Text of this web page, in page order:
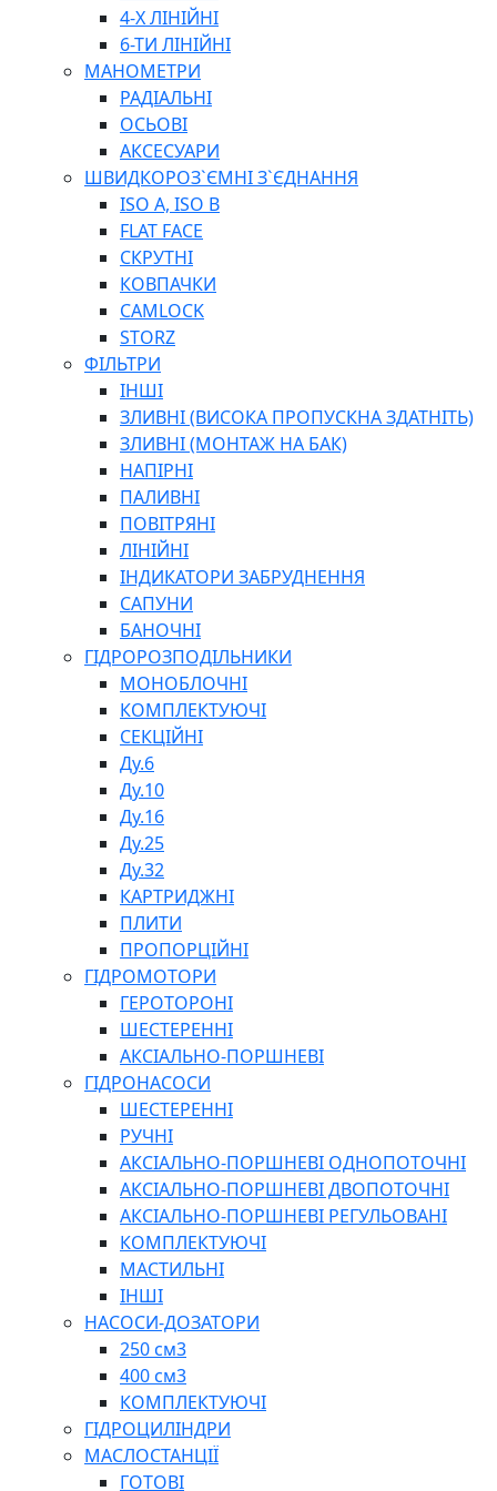
ПЛОСКОГУБЦІ
ВИКРУТКИ
КЛЮЧІ
ГОЛОВКИ, ТРІЩАТКИ, ВОРОТКИ, ПЕРЕХІДНИКИ
ЗУБИЛА, МОЛОТКИ, СОКИРИ, СТАМЕСКИ, ДОЛОТА
СТРУПЦИНИ, ЛЕЩАТА
ВИМІРЮВАЛЬНІ ІНСТРУМЕНТИ
БУДІВЕЛЬНИЙ ІНСТРУМЕНТ
ШЛАНГИ
ГОСПОДАРСЬКІ ТОВАРИ
ПНЕВМАТИЧНІ ІНСТРУМЕНТИ
З'ЄДНУВАЛЬНІ ІНСТРУМЕНТИ ТА МАТЕРІАЛИ
ЯЩИКИ, ШАФИ, ТА СУМКИ ДЛЯ ІНСТРУМЕНТІВ
ЗАСОБИ ЗАХИСТУ
СТЕПЛЕРИ, ЗАКЛЕПОЧНИКИ
ГІДРАВЛІЧНІ ІНСТРУМЕНТИ
ТЕХНІЧНА ХІМІЯ
СПЕЦІАЛЬНІ
ОЛИВИ
ГЕРМЕТИКИ
ЗМАЗКИ
КЛЕЇ, ЦЕМЕНТИ, ЕПОКСИДКИ
РЕМОНТ ГІДРОЦИЛІНДРІВ
БОРЕКС, ЕО
4-Х ЛІНІЙНІ
6-ТИ ЛІНІЙНІ
МАНОМЕТРИ
РАДІАЛЬНІ
ОСЬОВІ
АКСЕСУАРИ
ШВИДКОРОЗ`ЄМНІ З`ЄДНАННЯ
ISO A, ISO B
FLAT FACE
СКРУТНІ
КОВПАЧКИ
CAMLOCK
STORZ
ФІЛЬТРИ
ІНШІ
ЗЛИВНІ (ВИСОКА ПРОПУСКНА ЗДАТНІТЬ)
ЗЛИВНІ (МОНТАЖ НА БАК)
НАПІРНІ
ПАЛИВНІ
ПОВІТРЯНІ
ЛІНІЙНІ
ІНДИКАТОРИ ЗАБРУДНЕННЯ
САПУНИ
БАНОЧНІ
ГІДРОРОЗПОДІЛЬНИКИ
МОНОБЛОЧНІ
КОМПЛЕКТУЮЧІ
СЕКЦІЙНІ
Ду.6
Ду.10
Ду.16
Ду.25
Ду.32
КАРТРИДЖНІ
ПЛИТИ
ПРОПОРЦІЙНІ
ГІДРОМОТОРИ
ГЕРОТОРОНІ
ШЕСТЕРЕННІ
АКСІАЛЬНО-ПОРШНЕВІ
ГІДРОНАСОСИ
ШЕСТЕРЕННІ
РУЧНІ
АКСІАЛЬНО-ПОРШНЕВІ ОДНОПОТОЧНІ
АКСІАЛЬНО-ПОРШНЕВІ ДВОПОТОЧНІ
АКСІАЛЬНО-ПОРШНЕВІ РЕГУЛЬОВАНІ
КОМПЛЕКТУЮЧІ
МАСТИЛЬНІ
ІНШІ
НАСОСИ-ДОЗАТОРИ
250 см3
400 см3
КОМПЛЕКТУЮЧІ
ГІДРОЦИЛІНДРИ
МАСЛОСТАНЦІЇ
ГОТОВІ